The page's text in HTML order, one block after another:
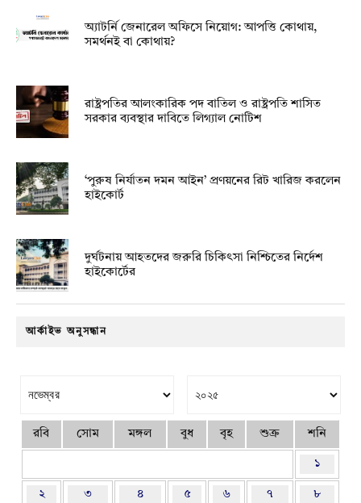
অ্যাটর্নি জেনারেল অফিসে নিয়োগ: আপত্তি কোথায়,
সমর্থনই বা কোথায়?
রাষ্ট্রপতির আলংকারিক পদ বাতিল ও রাষ্ট্রপতি শাসিত
সরকার ব্যবস্থার দাবিতে লিগ্যাল নোটিশ
‘পুরুষ নির্যাতন দমন আইন’ প্রণয়নের রিট খারিজ করলেন
হাইকোর্ট
দুর্ঘটনায় আহতদের জরুরি চিকিৎসা নিশ্চিতের নির্দেশ
হাইকোর্টের
আর্কাইভ অনুসন্ধান
রবি সোম মঙ্গল বুধ বৃহ শুক্র শনি
১
২ ৩ ৪ ৫ ৬ ৭ ৮